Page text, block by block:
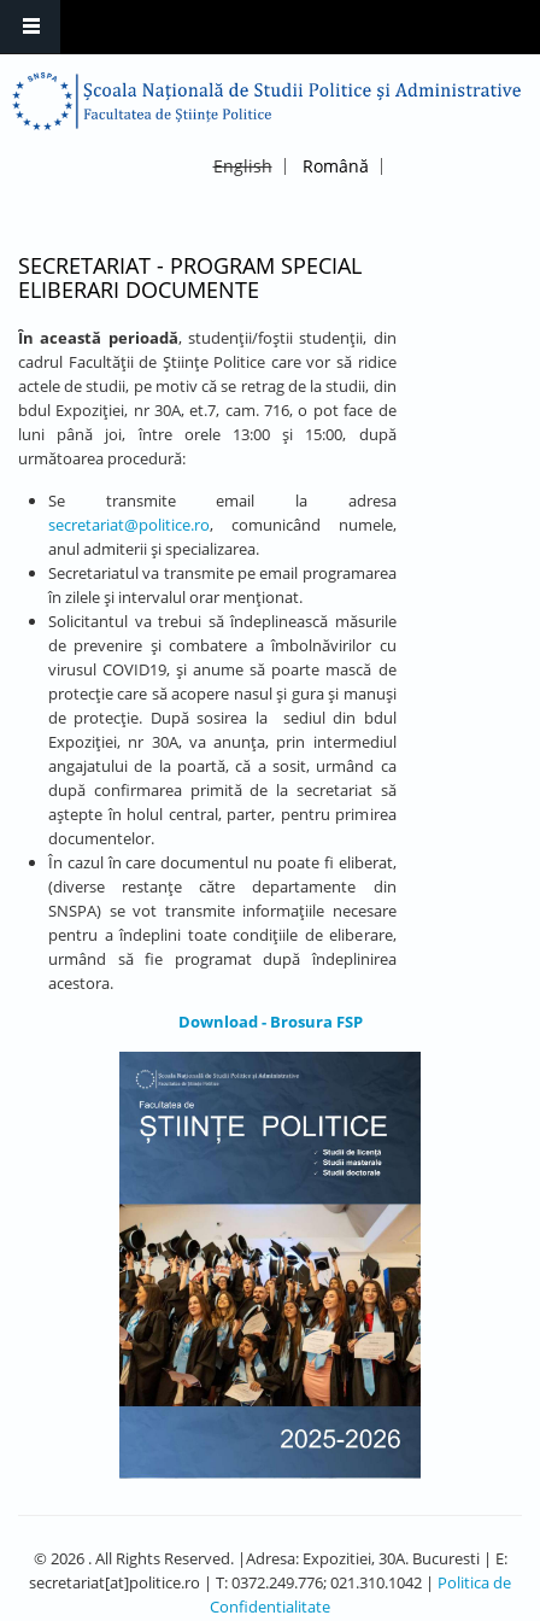
English Română
SECRETARIAT - PROGRAM SPECIAL
ELIBERARI DOCUMENTE
În această perioadă, studenții/foștii studenții, din
cadrul Facultății de Științe Politice care vor să ridice
actele de studii, pe motiv că se retrag de la studii, din
bdul Expoziției, nr 30A, et.7, cam. 716, o pot face de
luni până joi, între orele 13:00 şi 15:00, după
următoarea procedură:
Se transmite email la adresa
secretariat@politice.ro, comunicând numele,
anul admiterii și specializarea.
Secretariatul va transmite pe email programarea
în zilele şi intervalul orar menţionat.
Solicitantul va trebui să îndeplinească măsurile
de prevenire şi combatere a îmbolnăvirilor cu
virusul COVID19, şi anume să poarte mască de
protecţie care să acopere nasul şi gura şi manuşi
de protecţie. După sosirea la sediul din bdul
Expoziției, nr 30A, va anunţa, prin intermediul
angajatului de la poartă, că a sosit, urmând ca
după confirmarea primită de la secretariat să
aștepte în holul central, parter, pentru primirea
documentelor.
În cazul în care documentul nu poate fi eliberat,
(diverse restanțe către departamente din
SNSPA) se vot transmite informaţiile necesare
pentru a îndeplini toate condiţiile de eliberare,
urmând să fie programat după îndeplinirea
acestora.
Download - Brosura FSP
© 2026 . All Rights Reserved. |Adresa: Expozitiei, 30A. Bucuresti | E:
secretariat[at]politice.ro | T: 0372.249.776; 021.310.1042 | Politica de
Confidentialitate